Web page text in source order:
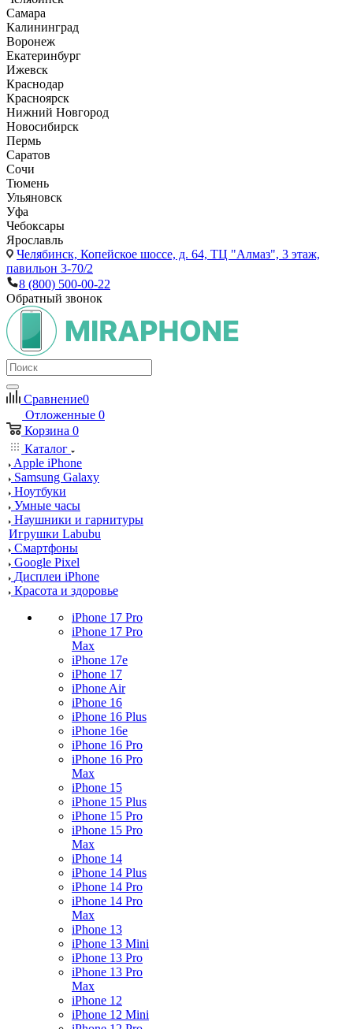
Самара
Калининград
Воронеж
Екатеринбург
Ижевск
Краснодар
Красноярск
Нижний Новгород
Новосибирск
Пермь
Саратов
Сочи
Тюмень
Ульяновск
Уфа
Чебоксары
Ярославль
Челябинск, Копейское шоссе, д. 64, ТЦ "Алмаз", 3 этаж,
павильон 3-70/2
8 (800) 500-00-22
Обратный звонок
Сравнение0
Отложенные 0
Корзина 0
Каталог
Apple iPhone
Samsung Galaxy
Ноутбуки
Умные часы
Наушники и гарнитуры
Игрушки Labubu
Смартфоны
Google Pixel
Дисплеи iPhone
Красота и здоровье
iPhone 17 Pro
iPhone 17 Pro
Max
iPhone 17e
iPhone 17
iPhone Air
iPhone 16
iPhone 16 Plus
iPhone 16e
iPhone 16 Pro
iPhone 16 Pro
Max
iPhone 15
iPhone 15 Plus
iPhone 15 Pro
iPhone 15 Pro
Max
iPhone 14
iPhone 14 Plus
iPhone 14 Pro
iPhone 14 Pro
Max
iPhone 13
iPhone 13 Mini
iPhone 13 Pro
iPhone 13 Pro
Max
iPhone 12
iPhone 12 Mini